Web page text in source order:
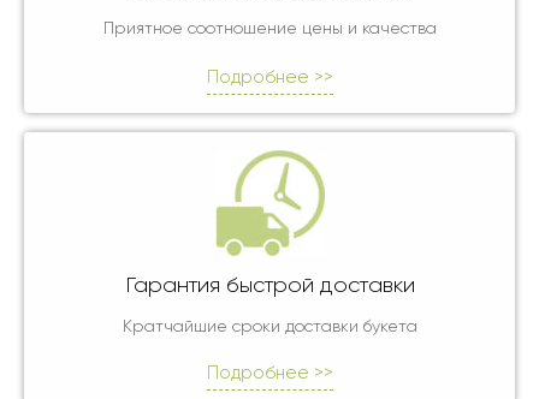
Приятное соотношение цены и качества
Подробнее >>
Гарантия быстрой доставки
Кратчайшие сроки доставки букета
Подробнее >>